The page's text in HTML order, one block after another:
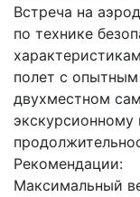
Встреча на
по технике
полет с
двухместном
Рекомендации:
Максимальный